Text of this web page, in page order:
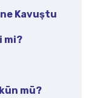
Kavuştu
mi?
mü?